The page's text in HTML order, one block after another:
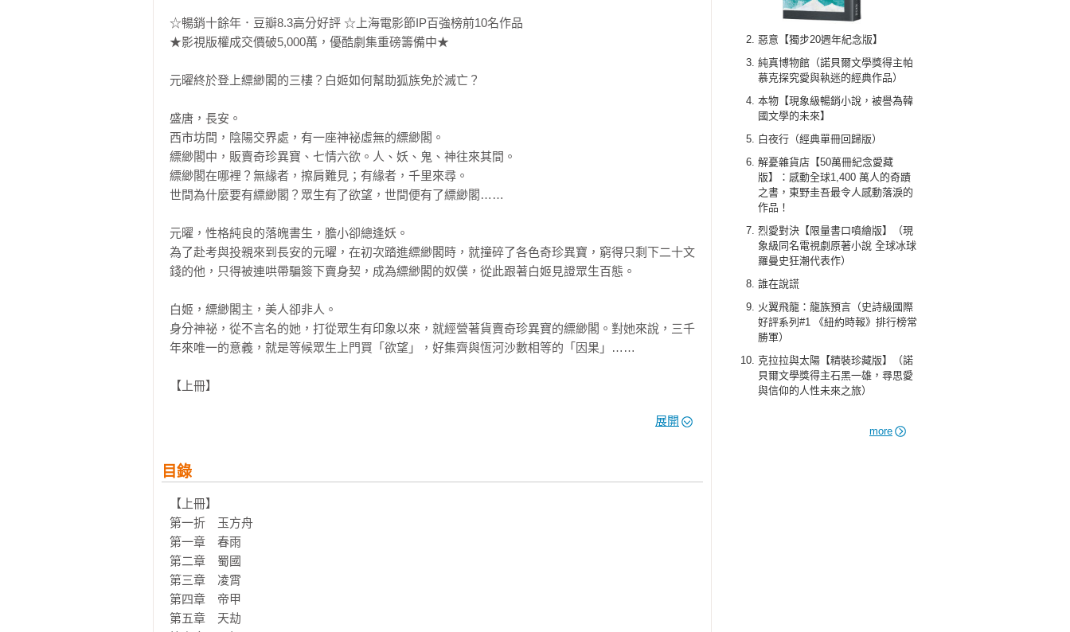
惡意【獨步20週年紀念版】
純真博物館（諾貝爾文學獎得主帕
慕克探究愛與執迷的經典作品）
本物【現象級暢銷小說，被譽為韓
國文學的未來】
白夜行（經典單冊回歸版）
解憂雜貨店【50萬冊紀念愛藏
版】：感動全球1,400 萬人的奇蹟
之書，東野圭吾最令人感動落淚的
作品！
烈愛對決【限量書口噴繪版】（現
象級同名電視劇原著小說 全球冰球
羅曼史狂潮代表作）
誰在說謊
火翼飛龍：龍族預言（史詩級國際
好評系列#1 《紐約時報》排行榜常
勝軍）
克拉拉與太陽【精裝珍藏版】（諾
貝爾文學獎得主石黑一雄，尋思愛
與信仰的人性未來之旅）
more
☆暢銷十餘年．豆瓣8.3高分好評 ☆上海電影節IP百強榜前10名作品
★影視版權成交價破5,000萬，優酷劇集重磅籌備中★
元曜終於登上縹緲閣的三樓？白姬如何幫助狐族免於滅亡？
盛唐，長安。
西市坊間，陰陽交界處，有一座神祕虛無的縹緲閣。
縹緲閣中，販賣奇珍異寶、七情六欲。人、妖、鬼、神往來其間。
縹緲閣在哪裡？無緣者，擦肩難見；有緣者，千里來尋。
世間為什麼要有縹緲閣？眾生有了欲望，世間便有了縹緲閣……
元曜，性格純良的落魄書生，膽小卻總逢妖。
為了赴考與投親來到長安的元曜，在初次踏進縹緲閣時，就撞碎了各色奇珍異寶，窮得只剩下二十文
錢的他，只得被連哄帶騙簽下賣身契，成為縹緲閣的奴僕，從此跟著白姬見證眾生百態。
白姬，縹緲閣主，美人卻非人。
身分神祕，從不言名的她，打從眾生有印象以來，就經營著貨賣奇珍異寶的縹緲閣。對她來說，三千
年來唯一的意義，就是等候眾生上門買「欲望」，好集齊與恆河沙數相等的「因果」……
【上冊】
古蜀國的鎮國之寶玉方舟蘊藏著強大力量，既能帶來救贖，也能毀滅世界。它本該永久漂流在海上，
 第二折　人皮傘 
光祿大夫沈自道的掌上明珠沈筠娘，即將與戰功彪炳的新晉將軍劉晉鵬成親。然而，隨著婚期將近，
沈府開始頻頻發生怪事，經常有血肉模糊沒有皮的傘鬼出現……
 第三折　葳蕤鎖 
夏葳蕤與文宣朗，兩人互有好感，經常一起遊園。然而，文宣朗卻無故消失了好一段時間。當他再次
出現，夏葳蕤驚訝地發現，竟然只有自己看得見文宣朗？
展開
目錄
【上冊】
第一折　玉方舟
第一章　春雨
第二章　蜀國
第三章　凌霄
第四章　帝甲
第五章　天劫